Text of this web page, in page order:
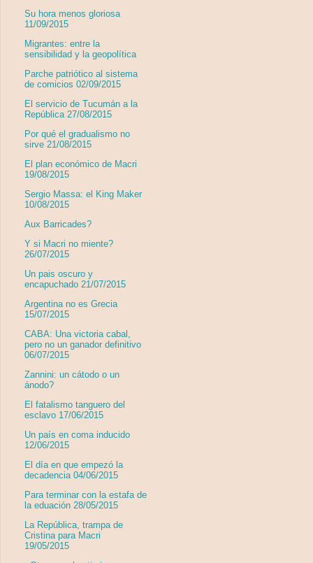
Su hora menos gloriosa
11/09/2015
Migrantes: entre la
sensibilidad y la geopolítica
Parche patriótico al sistema
de comicios 02/09/2015
El servicio de Tucumán a la
República 27/08/2015
Por qué el gradualismo no
sirve 21/08/2015
El plan económico de Macri
19/08/2015
Sergio Massa: el King Maker
10/08/2015
Aux Barricades?
Y si Macri no miente?
26/07/2015
Un pais oscuro y
encapuchado 21/07/2015
Argentina no es Grecia
15/07/2015
CABA: Una victoria cabal,
pero no un ganador definitivo
06/07/2015
Zannini: un cátodo o un
ánodo?
El fatalismo tanguero del
esclavo 17/06/2015
Un país en coma inducido
12/06/2015
El día en que empezó la
decadencia 04/06/2015
Para terminar con la estafa de
la eduación 28/05/2015
La República, trampa de
Cristina para Macri
19/05/2015